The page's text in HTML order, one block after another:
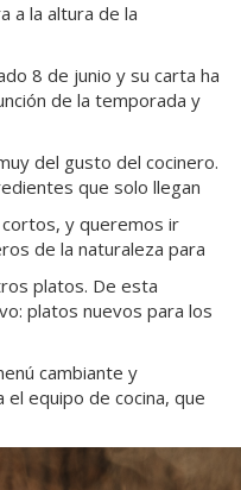
a la altura de la
8 de junio y su carta ha
de la temporada y
del gusto del cocinero.
que solo llegan
y queremos ir
de la naturaleza para
platos. De esta
platos nuevos para los
cambiante y
equipo de cocina, que